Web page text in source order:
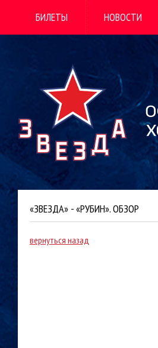
БИЛЕТЫ НОВОСТИ
«ЗВЕЗДА» - «РУБИН». ОБЗОР
вернуться назад